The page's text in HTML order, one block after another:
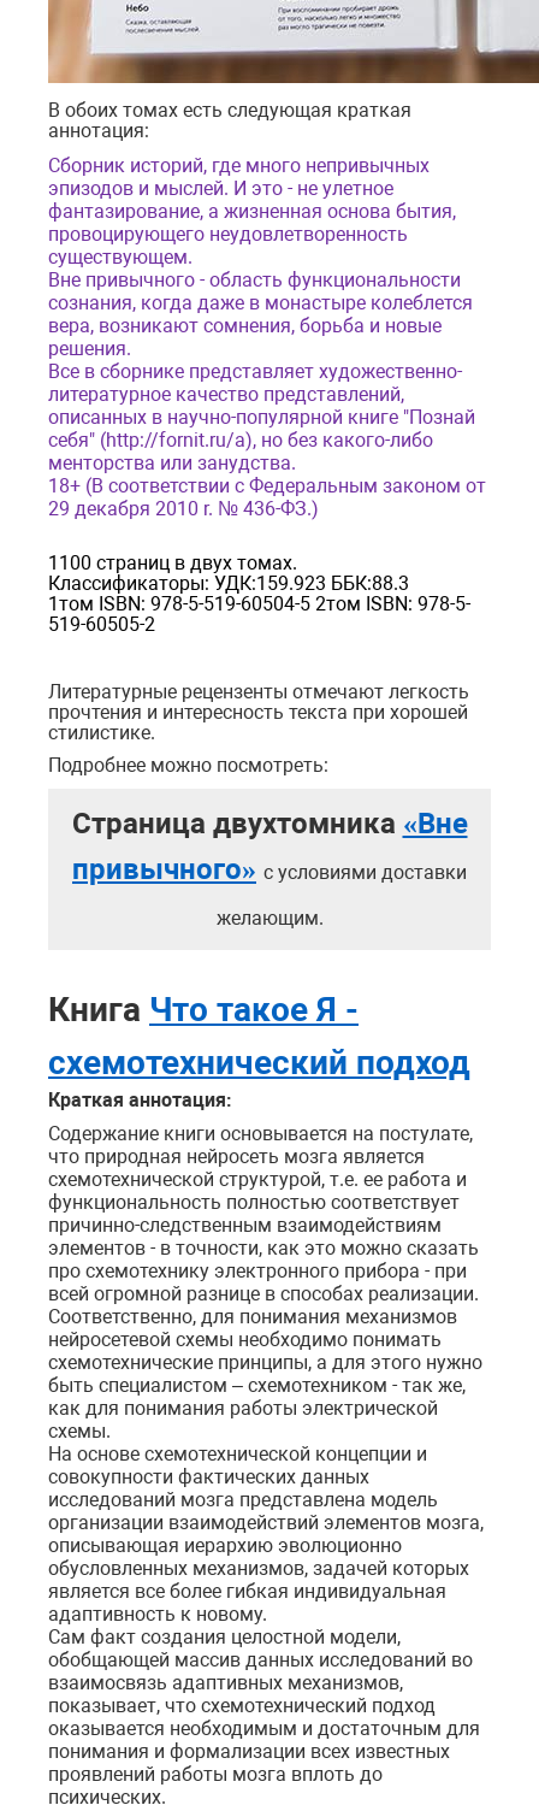
В обоих томах есть следующая краткая
аннотация:
Сборник историй, где много непривычных
эпизодов и мыслей. И это - не улетное
фантазирование, а жизненная основа бытия,
провоцирующего неудовлетворенность
существующем.
Вне привычного - область функциональности
сознания, когда даже в монастыре колеблется
вера, возникают сомнения, борьба и новые
решения.
Все в сборнике представляет художественно-
литературное качество представлений,
описанных в научно-популярной книге "Познай
себя" (http://fornit.ru/a), но без какого-либо
менторства или занудства.
18+ (В соответствии с Федеральным законом от
29 декабря 2010 r. № 436-ФЗ.)
1100 страниц в двух томах.
Классификаторы: УДК:159.923 ББК:88.3
1том ISBN: 978-5-519-60504-5 2том ISBN: 978-5-
519-60505-2
Литературные рецензенты отмечают легкость
прочтения и интересность текста при хорошей
стилистике.
Подробнее можно посмотреть:
Страница двухтомника «Вне
привычного» с условиями доставки
желающим.
Книга Что такое Я -
схемотехнический подход
Краткая аннотация:
Содержание книги основывается на постулате,
что природная нейросеть мозга является
схемотехнической структурой, т.е. ее работа и
функциональность полностью соответствует
причинно-следственным взаимодействиям
элементов - в точности, как это можно сказать
про схемотехнику электронного прибора - при
всей огромной разнице в способах реализации.
Соответственно, для понимания механизмов
нейросетевой схемы необходимо понимать
схемотехнические принципы, а для этого нужно
быть специалистом – схемотехником - так же,
как для понимания работы электрической
схемы.
На основе схемотехнической концепции и
совокупности фактических данных
исследований мозга представлена модель
организации взаимодействий элементов мозга,
описывающая иерархию эволюционно
обусловленных механизмов, задачей которых
является все более гибкая индивидуальная
адаптивность к новому.
Сам факт создания целостной модели,
обобщающей массив данных исследований во
взаимосвязь адаптивных механизмов,
показывает, что схемотехнический подход
оказывается необходимым и достаточным для
понимания и формализации всех известных
проявлений работы мозга вплоть до
психических.